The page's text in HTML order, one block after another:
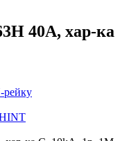
40А, хар-ка
рейку